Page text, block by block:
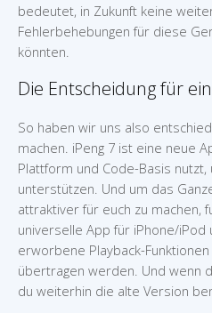
bedeutet, in Zukunft keine
Fehlerbehebungen für diese
könnten.
Die Entscheidung für
So haben wir uns also
machen. iPeng 7 ist eine neue
Plattform und Code-Basis
unterstützen. Und um das
attraktiver für euch zu machen,
universelle App für iPhone/iPod
erworbene Playback-
übertragen werden. Und wenn
du weiterhin die alte Version